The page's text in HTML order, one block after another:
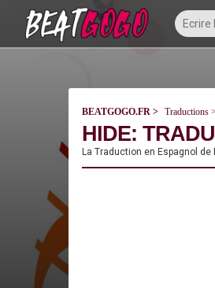
BEATGOGO.FR Traductions
HIDE:
La Traduction en Espagnol